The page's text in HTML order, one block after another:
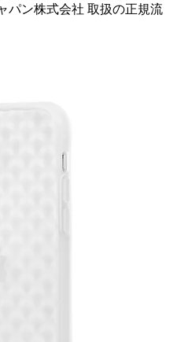
パン株式会社 取扱の正規流